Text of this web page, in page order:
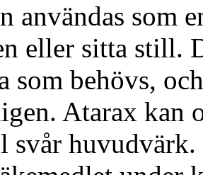
användas som
eller sitta still.
som behövs,
Atarax kan